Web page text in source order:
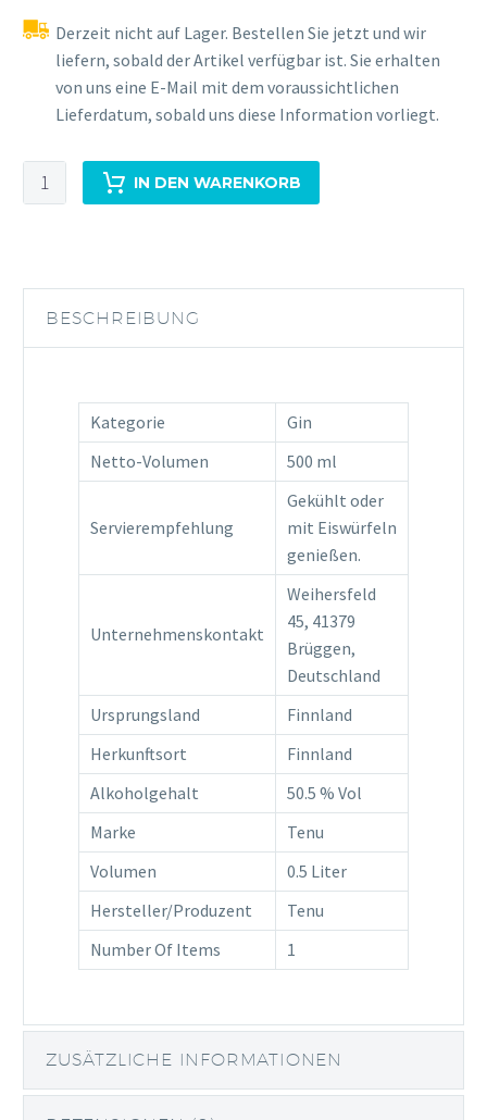
Derzeit nicht auf Lager. Bestellen Sie jetzt und wir
liefern, sobald der Artikel verfügbar ist. Sie erhalten
von uns eine E-Mail mit dem voraussichtlichen
Lieferdatum, sobald uns diese Information vorliegt.
Tenu"Le
Bon
0,5L
IN DEN WARENKORB
BESCHREIBUNG
Kategorie
Gin
Netto-Volumen
500 ml
Servierempfehlung
Gekühlt oder
mit Eiswürfeln
genießen.
Unternehmenskontakt
Weihersfeld
45, 41379
Brüggen,
Deutschland
Ursprungsland
Finnland
Herkunftsort
Finnland
Alkoholgehalt
50.5 % Vol
Marke
Tenu
Volumen
0.5 Liter
Hersteller/Produzent
Tenu
Number Of Items
1
ZUSÄTZLICHE INFORMATIONEN